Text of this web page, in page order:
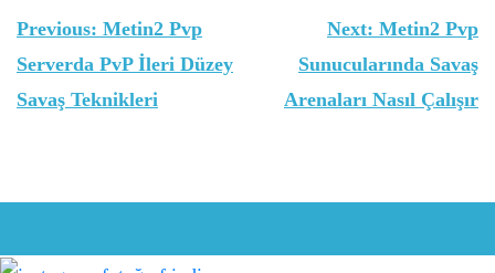
Yazı
gezinmesi
Previous: Metin2 Pvp
Serverda PvP İleri Düzey
Savaş Teknikleri
Next: Metin2 Pvp
Sunucularında Savaş
Arenaları Nasıl Çalışır